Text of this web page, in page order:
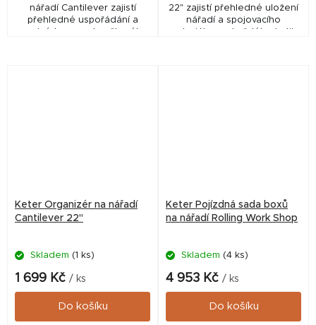
nářadí Cantilever zajistí
přehledné uspořádání a
snadný transport veškerého
22" zajistí přehledné uložení
nářadí a spojovacího
materiálu pro každého kutila
Keter Organizér na nářadí
Cantilever 22"
Skladem (1 ks)
1 699 Kč / ks
Do košíku
Keter Pojízdná sada boxů
na nářadí Rolling Work Shop
Skladem (4 ks)
4 953 Kč / ks
Do košíku